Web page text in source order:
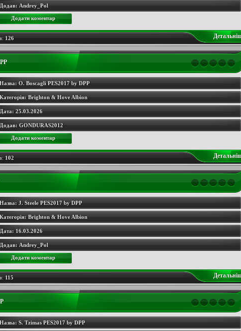
Додав: Andrey_Pol
Додати коментар
126
Назва: O. Boscagli PES2017 by DPP
Категорія: Brighton & Hove Albion
Дата: 25.03.2026
Додав: GONDURAS2012
Додати коментар
102
Назва: J. Steele PES2017 by DPP
Категорія: Brighton & Hove Albion
Дата: 16.03.2026
Додав: Andrey_Pol
Додати коментар
115
Назва: S. Tzimas PES2017 by DPP